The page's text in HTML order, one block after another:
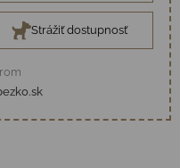
Strážiť dostupnosť